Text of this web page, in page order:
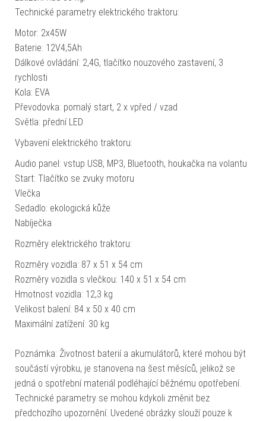
Technické parametry elektrického traktoru:
Motor: 2x45W
Baterie: 12V4,5Ah
Dálkové ovládání: 2,4G, tlačítko nouzového zastavení, 3
rychlosti
Kola: EVA
Převodovka: pomalý start, 2 x vpřed / vzad
Světla: přední LED
Vybavení elektrického traktoru:
Audio panel: vstup USB, MP3, Bluetooth, houkačka na volantu
Start: Tlačítko se zvuky motoru
Vlečka
Sedadlo: ekologická kůže
Nabíječka
Rozměry elektrického traktoru:
Rozměry vozidla: 87 x 51 x 54 cm
Rozměry vozidla s vlečkou: 140 x 51 x 54 cm
Hmotnost vozidla: 12,3 kg
Velikost balení: 84 x 50 x 40 cm
Maximální zatížení: 30 kg
Poznámka: Životnost baterií a akumulátorů, které mohou být
součástí výrobku, je stanovena na šest měsíců, jelikož se
jedná o spotřební materiál podléhající běžnému opotřebení.
Technické parametry se mohou kdykoli změnit bez
předchozího upozornění. Uvedené obrázky slouží pouze k